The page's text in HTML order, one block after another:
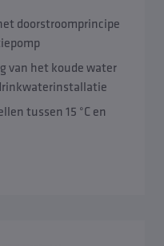
doorstroomprincipe
van het koude water
tussen 15 °C en